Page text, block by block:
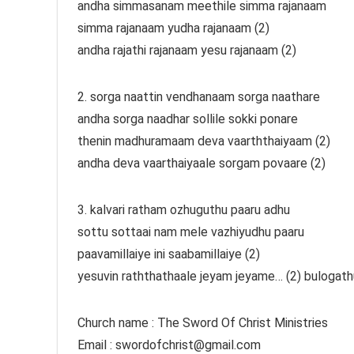
andha simmasanam meethile simma rajanaam
simma rajanaam yudha rajanaam (2)
andha rajathi rajanaam yesu rajanaam (2)
2. sorga naattin vendhanaam sorga naathare
andha sorga naadhar sollile sokki ponare
thenin madhuramaam deva vaarththaiyaam (2)
andha deva vaarthaiyaale sorgam povaare (2)
3. kalvari ratham ozhuguthu paaru adhu
sottu sottaai nam mele vazhiyudhu paaru
paavamillaiye ini saabamillaiye (2)
yesuvin raththathaale jeyam jeyame… (2)
Church name : The Sword Of Christ Ministries
Email : swordofchrist@gmail.com